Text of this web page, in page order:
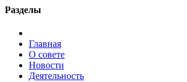
Разделы
Главная
О совете
Новости
Деятельность